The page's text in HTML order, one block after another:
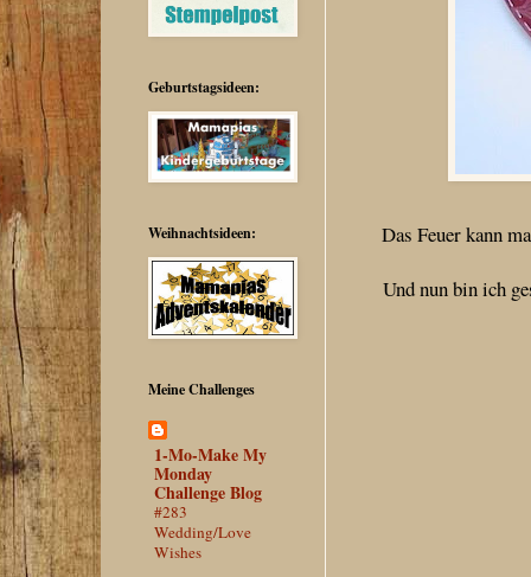
Das Feuer kann
Und nun bin ich
Geburtstagsideen:
Weihnachtsideen:
Meine Challenges
1-Mo-Make My
Monday
Challenge Blog
#283
Wedding/Love
Wishes